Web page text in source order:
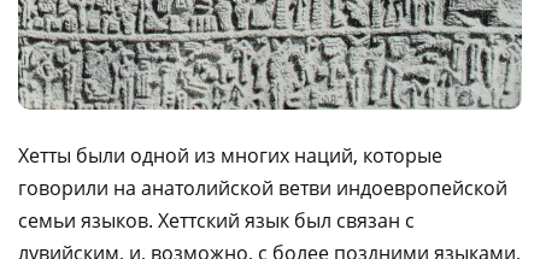
Хетты были одной из многих наций, которые
говорили на анатолийской ветви индоевропейской
семьи языков. Хеттский язык был связан с
лувийским, и, возможно, с более поздними языками,